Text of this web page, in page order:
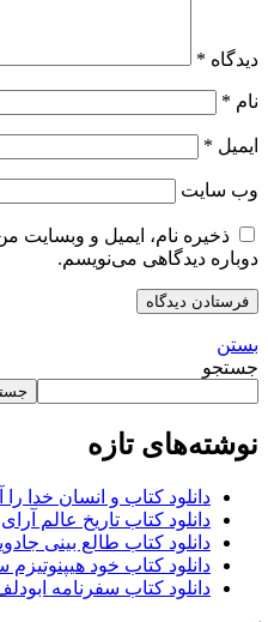
دیدگاه *
نام *
ایمیل *
وب‌ سایت
ذخیره نام، ایمیل و وبسایت
دوباره دیدگاهی می‌نویسم.
بستن
جستجو
نوشته‌های تازه
دانلود کتاب و انسان خدا را
دانلود کتاب تاریخ عالم
دانلود کتاب طالع بینی
دانلود کتاب خود هیپنوتیزم
دانلود کتاب سفرنامه